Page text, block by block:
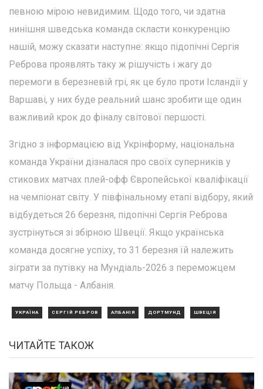
певною мірою невидимим. Щодо того, чи здатна
нинішня шведська команда скласти конкуренцію
нашій, можу сказати наступне: якщо підопічні Сергія
Реброва проявлять таку ж рішучість і жагу до
перемоги в березневій грі, як це було проти Ісландії у
Варшаві, у них буде реальний шанс зробити ще один
важливий крок до фіналу світової першості.
Згідно з інформацією від Укрінформу, національна
команда України дізналася про своїх суперників у
стикових матчах плей-офф Європейської кваліфікації
на чемпіонат світу. У півфінальному етапі відбору, який
відбудеться 26 березня, підопічні Сергія Реброва
зустрінуться зі збірною Швеції. Якщо українська
команда досягне успіху, то 31 березня їй належить
зіграти за путівку на Мундіаль-2026 з переможцем
матчу Польща - Албанія.
УКРАЇНА СЕРГІЙ РЕБРОВ АЛБАНІЯ ДОРТМУНД ШВЕЦІЯ
ЧИТАЙТЕ ТАКОЖ